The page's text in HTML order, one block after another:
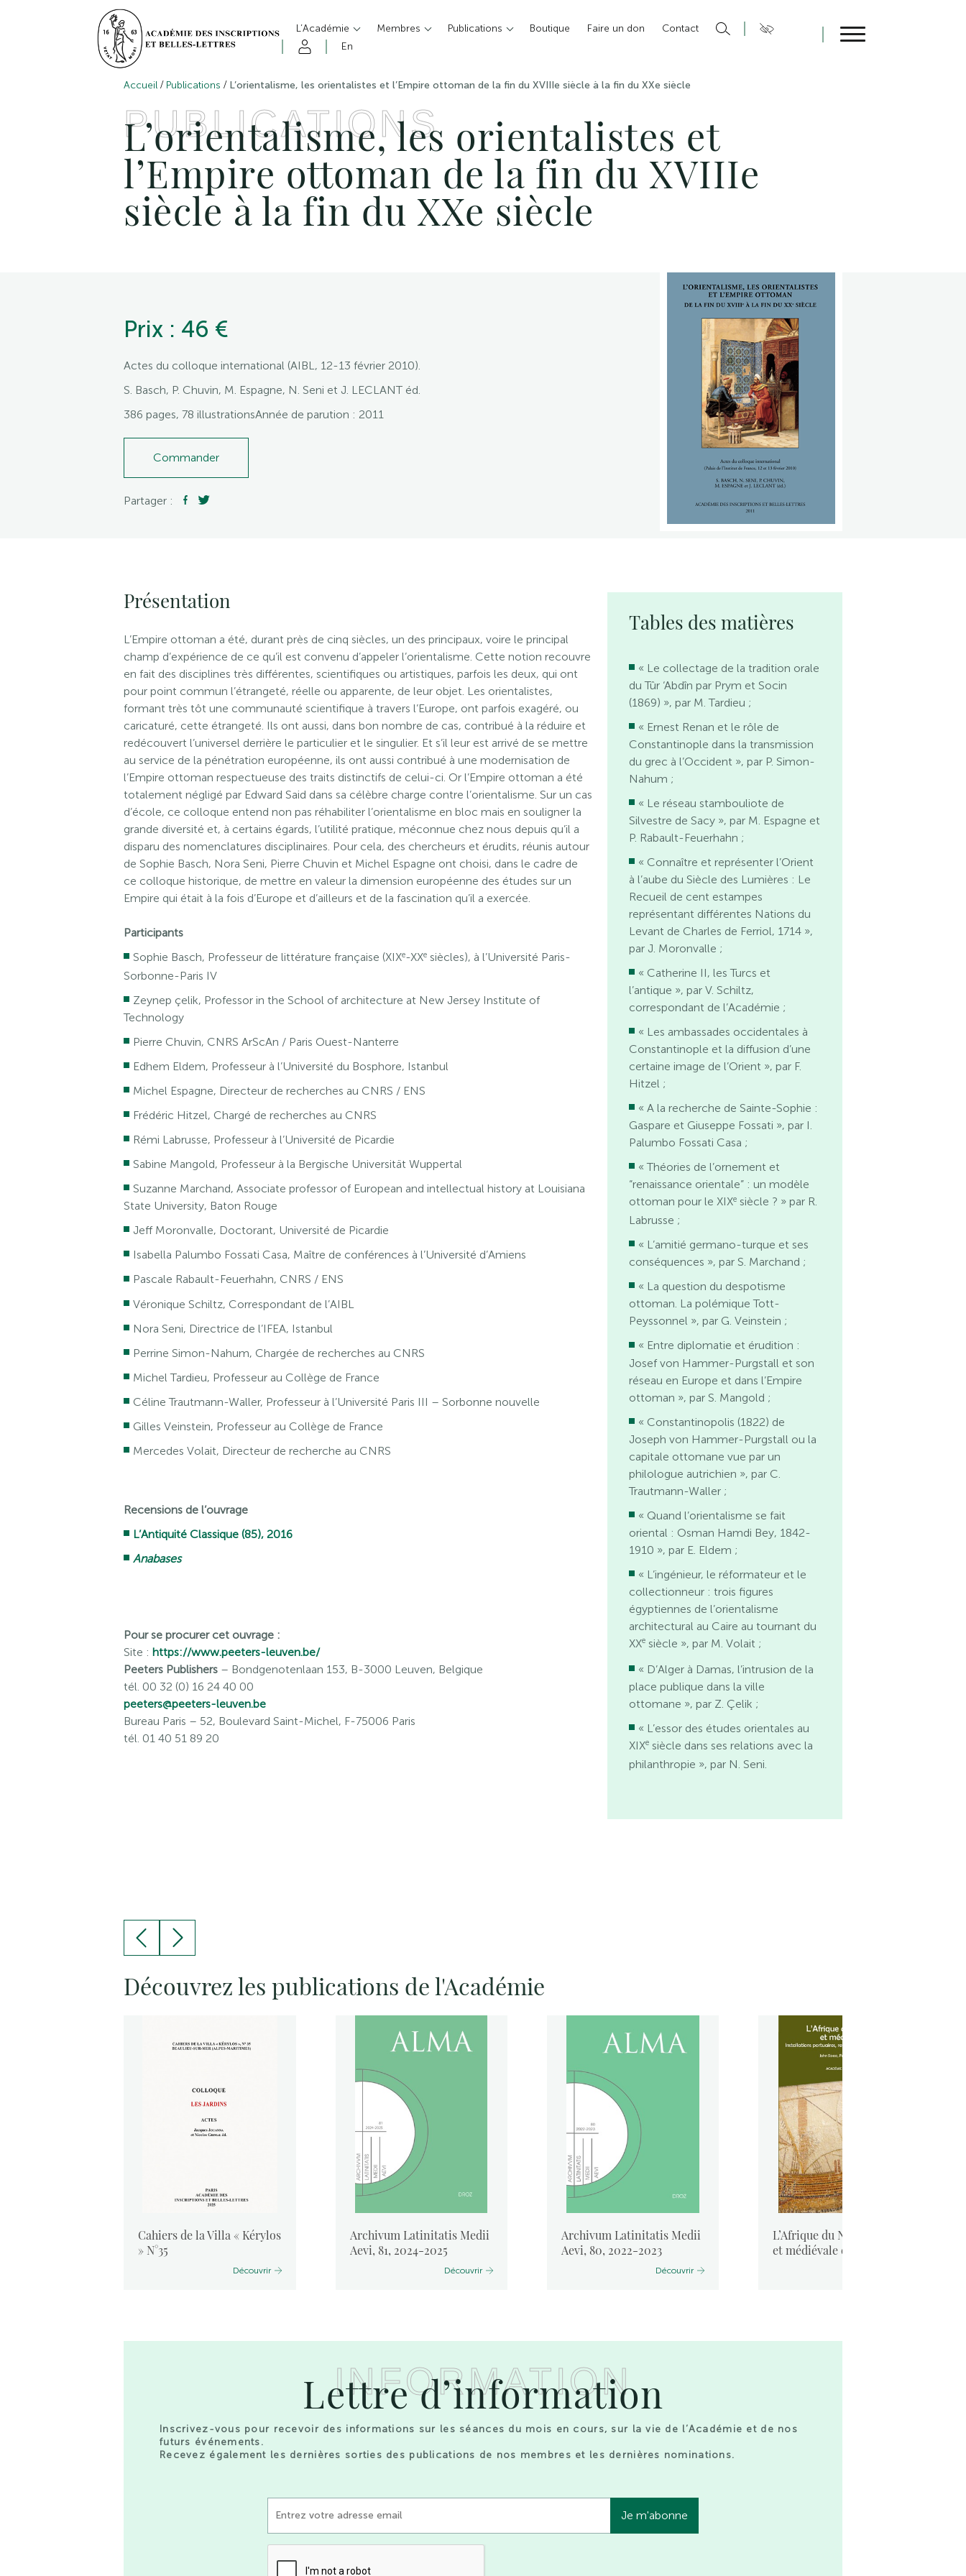
L’Académie Membres Publications Boutique Faire un don
Contact
En
Accueil / Publications / L’orientalisme, les orientalistes et l’Empire ottoman de la fin du XVIIIe siècle à la fin du XXe siècle
PUBLICATIONS
L’orientalisme, les orientalistes et
l’Empire ottoman de la fin du XVIIIe
siècle à la fin du XXe siècle
Prix : 46 €
Actes du colloque international (AIBL, 12-13 février 2010).
S. Basch, P. Chuvin, M. Espagne, N. Seni et J. LECLANT éd.
386 pages, 78 illustrationsAnnée de parution : 2011
Commander
Partager :
Présentation
L’Empire ottoman a été, durant près de cinq siècles, un des principaux, voire le principal
champ d’expérience de ce qu’il est convenu d’appeler l’orientalisme. Cette notion recouvre
en fait des disciplines très différentes, scientifiques ou artistiques, parfois les deux, qui ont
pour point commun l’étrangeté, réelle ou apparente, de leur objet. Les orientalistes,
formant très tôt une communauté scientifique à travers l’Europe, ont parfois exagéré, ou
caricaturé, cette étrangeté. Ils ont aussi, dans bon nombre de cas, contribué à la réduire et
redécouvert l’universel derrière le particulier et le singulier. Et s’il leur est arrivé de se mettre
au service de la pénétration européenne, ils ont aussi contribué à une modernisation de
l’Empire ottoman respectueuse des traits distinctifs de celui-ci. Or l’Empire ottoman a été
totalement négligé par Edward Said dans sa célèbre charge contre l’orientalisme. Sur un cas
d’école, ce colloque entend non pas réhabiliter l’orientalisme en bloc mais en souligner la
grande diversité et, à certains égards, l’utilité pratique, méconnue chez nous depuis qu’il a
disparu des nomenclatures disciplinaires. Pour cela, des chercheurs et érudits, réunis autour
de Sophie Basch, Nora Seni, Pierre Chuvin et Michel Espagne ont choisi, dans le cadre de
ce colloque historique, de mettre en valeur la dimension européenne des études sur un
Empire qui était à la fois d’Europe et d’ailleurs et de la fascination qu’il a exercée.
Participants
Sophie Basch, Professeur de littérature française (XIXe-XXe siècles), à l’Université Paris-
Sorbonne-Paris IV
Zeynep çelik, Professor in the School of architecture at New Jersey Institute of
Technology
Pierre Chuvin, CNRS ArScAn / Paris Ouest-Nanterre
Edhem Eldem, Professeur à l’Université du Bosphore, Istanbul
Michel Espagne, Directeur de recherches au CNRS / ENS
Frédéric Hitzel, Chargé de recherches au CNRS
Rémi Labrusse, Professeur à l’Université de Picardie
Sabine Mangold, Professeur à la Bergische Universität Wuppertal
Suzanne Marchand, Associate professor of European and intellectual history at Louisiana
State University, Baton Rouge
Jeff Moronvalle, Doctorant, Université de Picardie
Isabella Palumbo Fossati Casa, Maître de conférences à l’Université d’Amiens
Pascale Rabault-Feuerhahn, CNRS / ENS
Véronique Schiltz, Correspondant de l’AIBL
Nora Seni, Directrice de l’IFEA, Istanbul
Perrine Simon-Nahum, Chargée de recherches au CNRS
Michel Tardieu, Professeur au Collège de France
Céline Trautmann-Waller, Professeur à l’Université Paris III – Sorbonne nouvelle
Gilles Veinstein, Professeur au Collège de France
Mercedes Volait, Directeur de recherche au CNRS
Recensions de l’ouvrage
L’Antiquité Classique (85), 2016
Anabases
Pour se procurer cet ouvrage :
Site : https://www.peeters-leuven.be/
Peeters Publishers – Bondgenotenlaan 153, B-3000 Leuven, Belgique
tél. 00 32 (0) 16 24 40 00
peeters@peeters-leuven.be
Bureau Paris – 52, Boulevard Saint-Michel, F-75006 Paris
tél. 01 40 51 89 20
Tables des matières
« Le collectage de la tradition orale
du Tûr ‘Abdîn par Prym et Socin
(1869) », par M. Tardieu ;
« Ernest Renan et le rôle de
Constantinople dans la transmission
du grec à l’Occident », par P. Simon-
Nahum ;
« Le réseau stambouliote de
Silvestre de Sacy », par M. Espagne et
P. Rabault-Feuerhahn ;
« Connaître et représenter l’Orient
à l’aube du Siècle des Lumières : Le
Recueil de cent estampes
représentant différentes Nations du
Levant de Charles de Ferriol, 1714 »,
par J. Moronvalle ;
« Catherine II, les Turcs et
l’antique », par V. Schiltz,
correspondant de l’Académie ;
« Les ambassades occidentales à
Constantinople et la diffusion d’une
certaine image de l’Orient », par F.
Hitzel ;
« A la recherche de Sainte-Sophie :
Gaspare et Giuseppe Fossati », par I.
Palumbo Fossati Casa ;
« Théories de l’ornement et
“renaissance orientale” : un modèle
ottoman pour le XIXe siècle ? » par R.
Labrusse ;
« L’amitié germano-turque et ses
conséquences », par S. Marchand ;
« La question du despotisme
ottoman. La polémique Tott-
Peyssonnel », par G. Veinstein ;
« Entre diplomatie et érudition :
Josef von Hammer-Purgstall et son
réseau en Europe et dans l’Empire
ottoman », par S. Mangold ;
« Constantinopolis (1822) de
Joseph von Hammer-Purgstall ou la
capitale ottomane vue par un
philologue autrichien », par C.
Trautmann-Waller ;
« Quand l’orientalisme se fait
oriental : Osman Hamdi Bey, 1842-
1910 », par E. Eldem ;
« L’ingénieur, le réformateur et le
collectionneur : trois figures
égyptiennes de l’orientalisme
architectural au Caire au tournant du
XXe siècle », par M. Volait ;
« D’Alger à Damas, l’intrusion de la
place publique dans la ville
ottomane », par Z. Çelik ;
« L’essor des études orientales au
XIXe siècle dans ses relations avec la
philanthropie », par N. Seni.
Découvrez les publications de l'Académie
Cahiers de la Villa « Kérylos
» N°35
Découvrir
Archivum Latinitatis Medii
Aevi, 81, 2024-2025
Découvrir
Archivum Latinitatis Medii
Aevi, 80, 2022-2023
Découvrir
L’Afrique du Nord antique
et médiévale et la mer. ...
INFORMATION
Lettre d’information
Inscrivez-vous pour recevoir des informations sur les séances du mois en cours, sur la vie de l’Académie et de nos
futurs événements.
Recevez également les dernières sorties des publications de nos membres et les dernières nominations.